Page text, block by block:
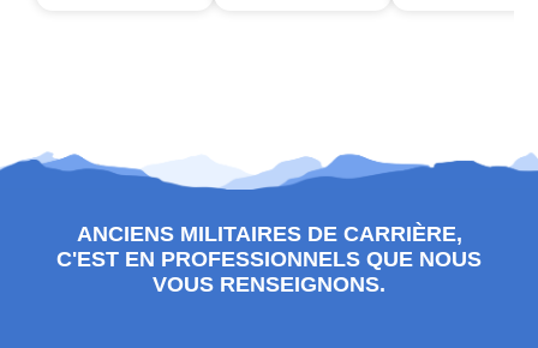
ANCIENS MILITAIRES DE CARRIÈRE,
C'EST EN PROFESSIONNELS QUE NOUS
VOUS RENSEIGNONS.